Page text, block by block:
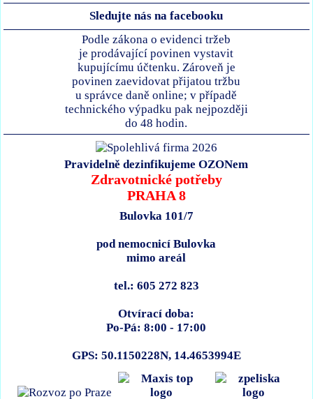
Sledujte nás na facebooku
Podle zákona o evidenci tržeb
je prodávající povinen vystavit
kupujícímu účtenku. Zároveň je
povinen zaevidovat přijatou tržbu
u správce daně online; v případě
technického výpadku pak nejpozději
do 48 hodin.
Pravidelně dezinfikujeme OZONem
Zdravotnické potřeby
PRAHA 8
Bulovka 101/7
pod nemocnicí Bulovka
mimo areál
tel.: 605 272 823
Otvírací doba:
Po-Pá: 8:00 - 17:00
GPS: 50.1150228N, 14.4653994E